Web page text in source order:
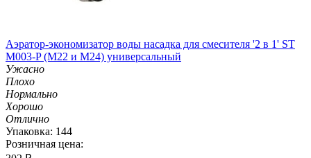
Аэратор-экономизатор воды насадка для смесителя '2 в 1' ST
M003-P (М22 и M24) универсальный
Ужасно
Плохо
Нормально
Хорошо
Отлично
Упаковка: 144
Розничная цена: